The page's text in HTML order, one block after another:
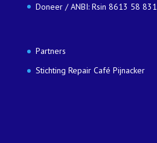
Doneer / ANBI: Rsin 8613 58 831
Partners
Stichting Repair Café Pijnacker